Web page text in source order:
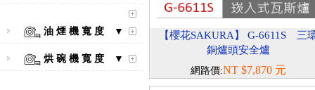
油 煙 機 寬 度 ▼
烘 碗 機 寬 度 ▼
【櫻花SAKURA】 G-6611S 三
銅爐頭安全爐
網路價:NT $7,870 元